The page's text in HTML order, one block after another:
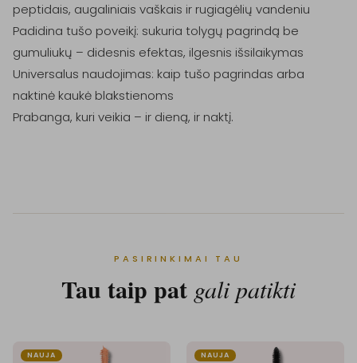
peptidais, augaliniais vaškais ir rugiagėlių vandeniu
Padidina tušo poveikį: sukuria tolygų pagrindą be
gumuliukų – didesnis efektas, ilgesnis išsilaikymas
Universalus naudojimas: kaip tušo pagrindas arba
naktinė kaukė blakstienoms
Prabanga, kuri veikia – ir dieną, ir naktį.
PASIRINKIMAI TAU
Tau taip pat gali patikti
NAUJA NAUJA